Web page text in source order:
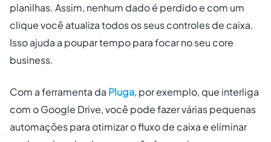
planilhas. Assim, nenhum dado é perdido e com um
clique você atualiza todos os seus controles de caixa.
Isso ajuda a poupar tempo para focar no seu core
business.
Com a ferramenta da Pluga, por exemplo, que interliga
com o Google Drive, você pode fazer várias pequenas
automações para otimizar o fluxo de caixa e eliminar